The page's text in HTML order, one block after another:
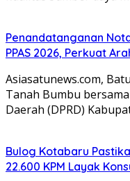
Penandatanganan
PPAS 2026, Perkuat
Asiasatunews.com,
Tanah Bumbu
Daerah (DPRD)
Bulog Kotabaru
22.600 KPM Layak